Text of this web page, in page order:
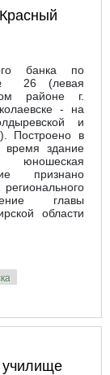
банка по
№ 26 (левая
районе г.
- на
и
Построено в
время здание
юношеская
признано
главы
области
училище